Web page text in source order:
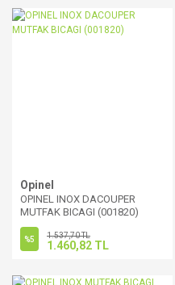
Opinel
OPINEL INOX DACOUPER
MUTFAK BICAGI (001820)
%5 1.537,70 TL
1.460,82 TL